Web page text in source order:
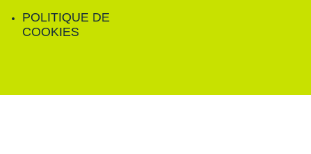
POLITIQUE DE
COOKIES